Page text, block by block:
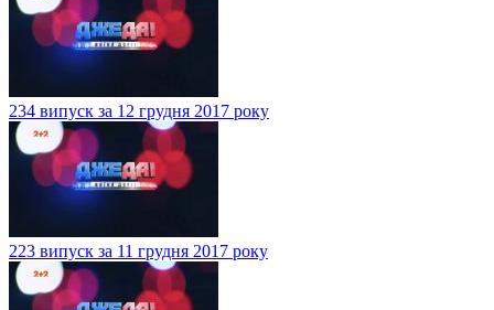
234 випуск за 12 грудня 2017 року
223 випуск за 11 грудня 2017 року